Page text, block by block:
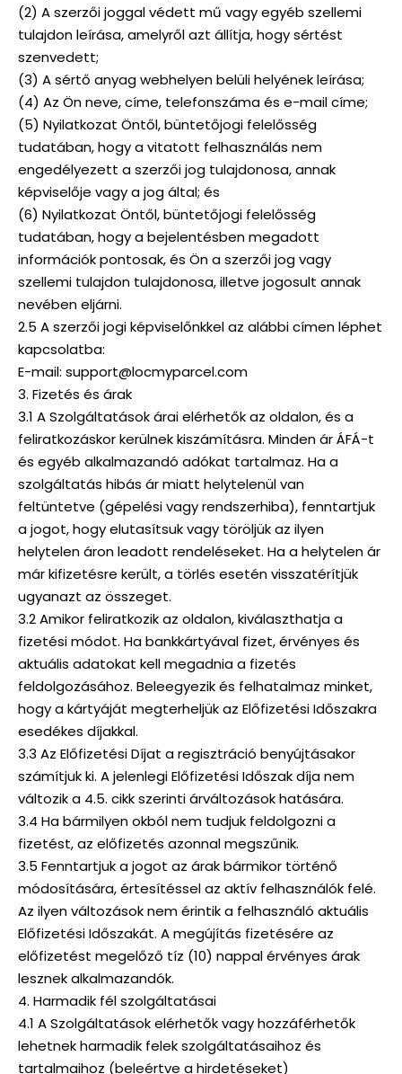
(2) A szerzői joggal védett mű vagy egyéb szellemi
tulajdon leírása, amelyről azt állítja, hogy sértést
szenvedett;
(3) A sértő anyag webhelyen belüli helyének leírása;
(4) Az Ön neve, címe, telefonszáma és e-mail címe;
(5) Nyilatkozat Öntől, büntetőjogi felelősség
tudatában, hogy a vitatott felhasználás nem
engedélyezett a szerzői jog tulajdonosa, annak
képviselője vagy a jog által; és
(6) Nyilatkozat Öntől, büntetőjogi felelősség
tudatában, hogy a bejelentésben megadott
információk pontosak, és Ön a szerzői jog vagy
szellemi tulajdon tulajdonosa, illetve jogosult annak
nevében eljárni.
2.5 A szerzői jogi képviselőnkkel az alábbi címen léphet
kapcsolatba:
E-mail: support@locmyparcel.com
3. Fizetés és árak
3.1 A Szolgáltatások árai elérhetők az oldalon, és a
feliratkozáskor kerülnek kiszámításra. Minden ár ÁFÁ-t
és egyéb alkalmazandó adókat tartalmaz. Ha a
szolgáltatás hibás ár miatt helytelenül van
feltüntetve (gépelési vagy rendszerhiba), fenntartjuk
a jogot, hogy elutasítsuk vagy töröljük az ilyen
helytelen áron leadott rendeléseket. Ha a helytelen ár
már kifizetésre került, a törlés esetén visszatérítjük
ugyanazt az összeget.
3.2 Amikor feliratkozik az oldalon, kiválaszthatja a
fizetési módot. Ha bankkártyával fizet, érvényes és
aktuális adatokat kell megadnia a fizetés
feldolgozásához. Beleegyezik és felhatalmaz minket,
hogy a kártyáját megterheljük az Előfizetési Időszakra
esedékes díjakkal.
3.3 Az Előfizetési Díjat a regisztráció benyújtásakor
számítjuk ki. A jelenlegi Előfizetési Időszak díja nem
változik a 4.5. cikk szerinti árváltozások hatására.
3.4 Ha bármilyen okból nem tudjuk feldolgozni a
fizetést, az előfizetés azonnal megszűnik.
3.5 Fenntartjuk a jogot az árak bármikor történő
módosítására, értesítéssel az aktív felhasználók felé.
Az ilyen változások nem érintik a felhasználó aktuális
Előfizetési Időszakát. A megújítás fizetésére az
előfizetést megelőző tíz (10) nappal érvényes árak
lesznek alkalmazandók.
4. Harmadik fél szolgáltatásai
4.1 A Szolgáltatások elérhetők vagy hozzáférhetők
lehetnek harmadik felek szolgáltatásaihoz és
tartalmaihoz (beleértve a hirdetéseket)